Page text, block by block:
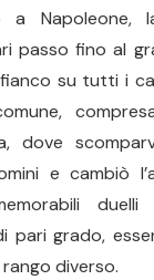
a Napoleone,
passo fino al
su tutti i
dove
e cambiò
duelli
pari grado,
diverso.